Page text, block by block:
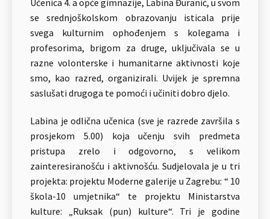
Učenica 4. a opće gimnazije, Labina Đuranić, u svom
se srednjoškolskom obrazovanju isticala prije
svega kulturnim ophođenjem s kolegama i
profesorima, brigom za druge, uključivala se u
razne volonterske i humanitarne aktivnosti koje
smo, kao razred, organizirali. Uvijek je spremna
saslušati drugoga te pomoći i učiniti dobro djelo.
Labina je odlična učenica (sve je razrede završila s
prosjekom 5.00) koja učenju svih predmeta
pristupa zrelo i odgovorno, s velikom
zainteresiranošću i aktivnošću. Sudjelovala je u tri
projekta: projektu Moderne galerije u Zagrebu: “ 10
škola-10 umjetnika“ te projektu Ministarstva
kulture: „Ruksak (pun) kulture“. Tri je godine